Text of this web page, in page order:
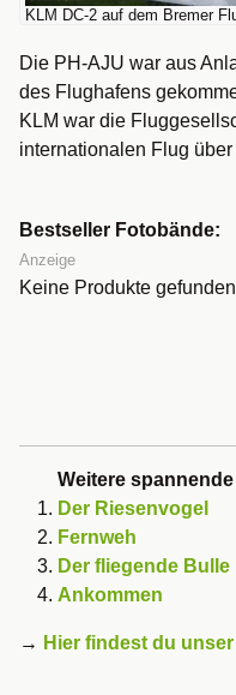
KLM DC-2 auf dem Bremer
Die PH-AJU war aus
des Flughafens
KLM war die
internationalen Flug
Bestseller Fotobände:
Anzeige
Keine Produkte
Weitere
Der Riesenvogel
Fernweh
Der fliegende Bulle
Ankommen
→ Hier findest du